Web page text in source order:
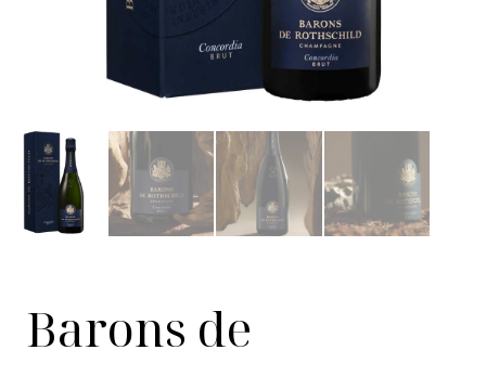
Barons de